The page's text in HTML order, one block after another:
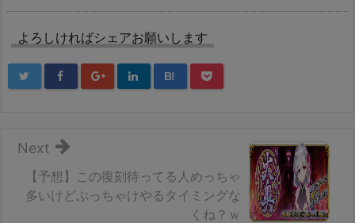
よろしければシェアお願いします
B!
【予想】この復刻待ってる人めっちゃ
多いけどぶっちゃけやるタイミングな
くね？ｗ
Next